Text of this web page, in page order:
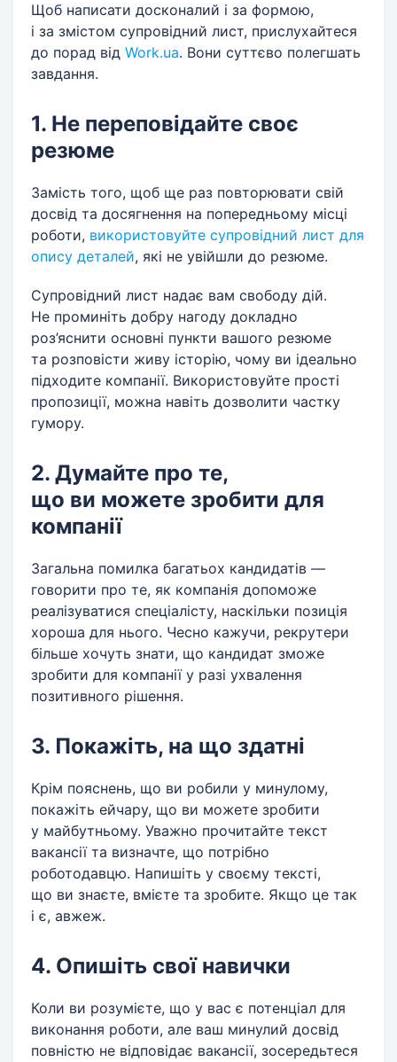
Щоб написати досконалий і за формою,
і за змістом супровідний лист, прислухайтеся
до порад від Work.ua. Вони суттєво полегшать
завдання.
1. Не переповідайте своє
резюме
Замість того, щоб ще раз повторювати свій
досвід та досягнення на попередньому місці
роботи, використовуйте супровідний лист для
опису деталей, які не увійшли до резюме.
Супровідний лист надає вам свободу дій.
Не проминіть добру нагоду докладно
роз’яснити основні пункти вашого резюме
та розповісти живу історію, чому ви ідеально
підходите компанії. Використовуйте прості
пропозиції, можна навіть дозволити частку
гумору.
2. Думайте про те,
що ви можете зробити для
компанії
Загальна помилка багатьох кандидатів —
говорити про те, як компанія допоможе
реалізуватися спеціалісту, наскільки позиція
хороша для нього. Чесно кажучи, рекрутери
більше хочуть знати, що кандидат зможе
зробити для компанії у разі ухвалення
позитивного рішення.
3. Покажіть, на що здатні
Крім пояснень, що ви робили у минулому,
покажіть ейчару, що ви можете зробити
у майбутньому. Уважно прочитайте текст
вакансії та визначте, що потрібно
роботодавцю. Напишіть у своєму тексті,
що ви знаєте, вмієте та зробите. Якщо це так
і є, авжеж.
4. Опишіть свої навички
Коли ви розумієте, що у вас є потенціал для
виконання роботи, але ваш минулий досвід
повністю не відповідає вакансії, зосередьтеся